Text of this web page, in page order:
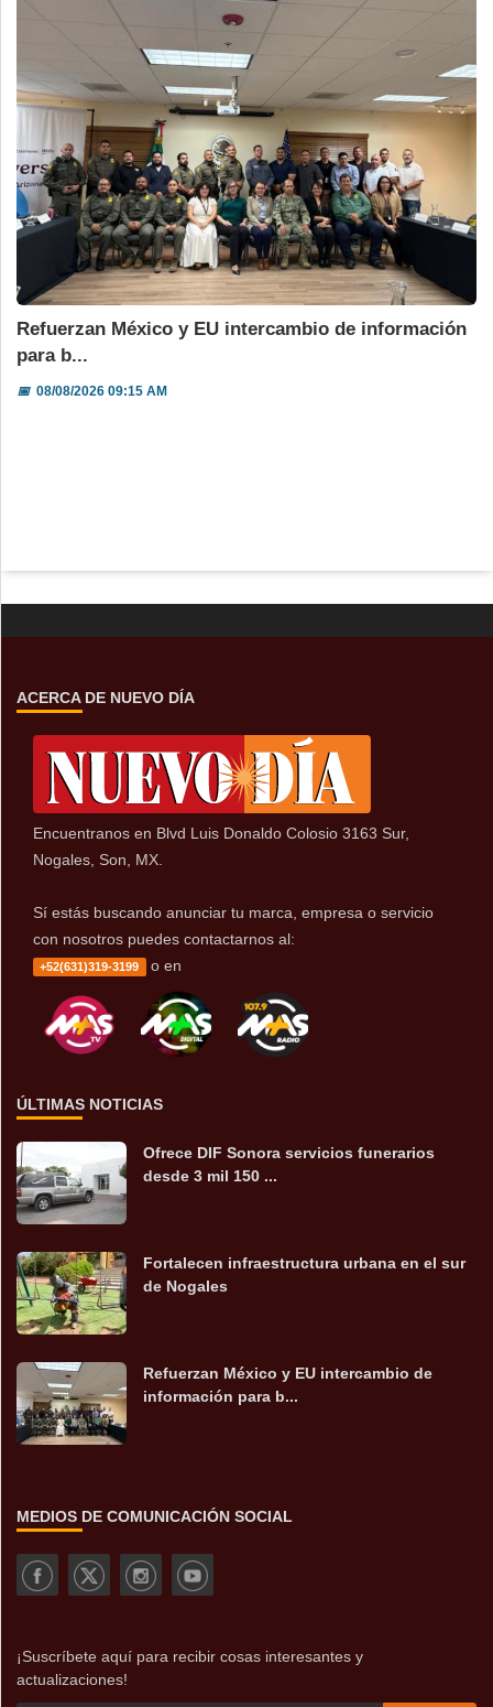
Refuerzan México y EU intercambio de información
para b...
📅08/08/2026 09:15 AM
ACERCA DE NUEVO DÍA
Encuentranos en Blvd Luis Donaldo Colosio 3163 Sur,
Nogales, Son, MX.
Sí estás buscando anunciar tu marca, empresa o servicio
con nosotros puedes contactarnos al:
+52(631)319-3199 o en
ÚLTIMAS NOTICIAS
Ofrece DIF Sonora servicios funerarios
desde 3 mil 150 ...
Fortalecen infraestructura urbana en el sur
de Nogales
Refuerzan México y EU intercambio de
información para b...
MEDIOS DE COMUNICACIÓN SOCIAL
¡Suscríbete aquí para recibir cosas interesantes y
actualizaciones!